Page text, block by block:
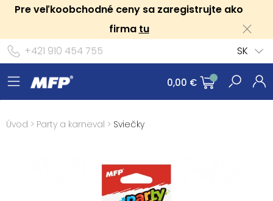
Pre veľkoobchodné ceny sa zaregistrujte ako
firma tu
+421 910 454 755
SK
0,00 €
Úvod > Party a karneval > Sviečky